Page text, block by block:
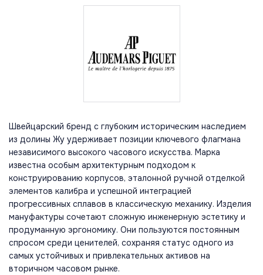
Швейцарский бренд с глубоким историческим наследием
из долины Жу удерживает позиции ключевого флагмана
независимого высокого часового искусства. Марка
известна особым архитектурным подходом к
конструированию корпусов, эталонной ручной отделкой
элементов калибра и успешной интеграцией
прогрессивных сплавов в классическую механику. Изделия
мануфактуры сочетают сложную инженерную эстетику и
продуманную эргономику. Они пользуются постоянным
спросом среди ценителей, сохраняя статус одного из
самых устойчивых и привлекательных активов на
вторичном часовом рынке.